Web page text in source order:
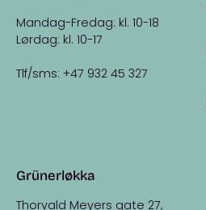
Mandag-Fredag: kl. 10-18
Lørdag: kl. 10-17
Tlf/sms: +47 932 45 327
Grünerløkka
Thorvald Meyers gate 27,